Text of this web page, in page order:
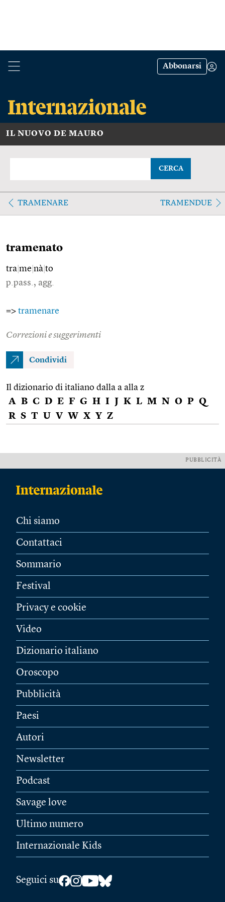
Abbonarsi
IL NUOVO DE MAURO
CERCA
TRAMENARE TRAMENDUE
tramenato
tra me nà to
p.pass., agg.
=> tramenare
Correzioni e suggerimenti
Condividi
Il dizionario di italiano dalla a alla z
A B C D E F G H I J K L M N O P Q
R S T U V W X Y Z
PUBBLICITÀ
Chi siamo
Contattaci
Sommario
Festival
Privacy e cookie
Video
Dizionario italiano
Oroscopo
Pubblicità
Paesi
Autori
Newsletter
Podcast
Savage love
Ultimo numero
Internazionale Kids
Seguici su